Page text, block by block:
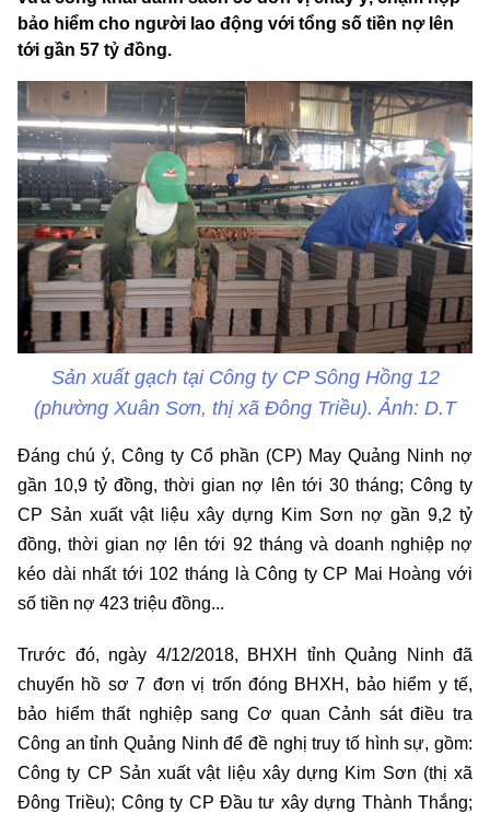
bảo hiểm cho người lao động với tổng số tiền nợ lên
tới gần 57 tỷ đồng.
Sản xuất gạch tại Công ty CP Sông Hồng 12
(phường Xuân Sơn, thị xã Đông Triều). Ảnh: D.T
Đáng chú ý, Công ty Cổ phần (CP) May Quảng Ninh nợ
gần 10,9 tỷ đồng, thời gian nợ lên tới 30 tháng; Công ty
CP Sản xuất vật liệu xây dựng Kim Sơn nợ gần 9,2 tỷ
đồng, thời gian nợ lên tới 92 tháng và doanh nghiệp nợ
kéo dài nhất tới 102 tháng là Công ty CP Mai Hoàng với
số tiền nợ 423 triệu đồng...
Trước đó, ngày 4/12/2018, BHXH tỉnh Quảng Ninh đã
chuyển hồ sơ 7 đơn vị trốn đóng BHXH, bảo hiểm y tế,
bảo hiểm thất nghiệp sang Cơ quan Cảnh sát điều tra
Công an tỉnh Quảng Ninh để đề nghị truy tố hình sự, gồm:
Công ty CP Sản xuất vật liệu xây dựng Kim Sơn (thị xã
Đông Triều); Công ty CP Đầu tư xây dựng Thành Thắng;